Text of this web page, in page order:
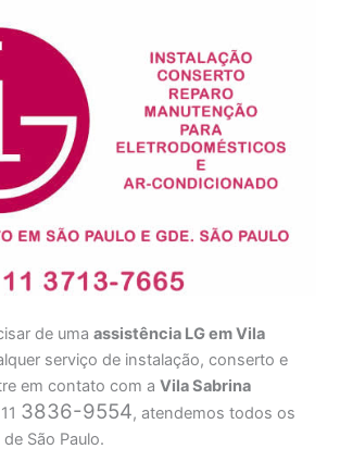
de umaassistência LG em Vila
serviço de instalação, conserto e
em contato com aVila Sabrina
3836-9554, atendemos todos os
São Paulo.